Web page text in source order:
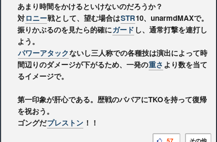
あまり時間をかけるといけないのだろうか？
対ロニー戦として、望む場合はSTR10、unarmdMAXで。
振りかぶるのを見たら的確にガード し、通常打撃を連打し
よう。
パワーアタックないし三人称での各種技は演出によって時
間辺りのダメージが下がるため、一発の重さ より数を当て
るイメージで。
第一印象が肝心である。歴戦のババアにTKOを持って復帰
を祝おう。
ゴングだプレストン ！！